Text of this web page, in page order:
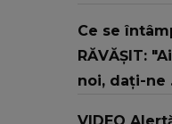
Ce se
RĂVĂȘIT:
noi, dați-ne